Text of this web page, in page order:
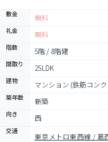
敷金 無料
礼金 無料
階数 5階 / 8階建
間取り 2SLDK
建物 マンション (鉄筋コン
築年数 新築
向き 西
交通
東京メトロ東西線 / 葛